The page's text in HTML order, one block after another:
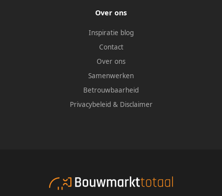
Over ons
Inspiratie blog
Contact
Over ons
Samenwerken
Betrouwbaarheid
Privacybeleid & Disclaimer